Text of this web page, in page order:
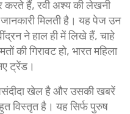
करते हैं,रवी अश्यकी लेखनी
मिलती है। यह पेज उन
ने हाल ही में लिखे हैं, चाहे
की गिरावट हो, भारत महिला
ट्रेंड।
खेल है और उसकी खबरें
विस्तृत है। यह सिर्फ पुरुष